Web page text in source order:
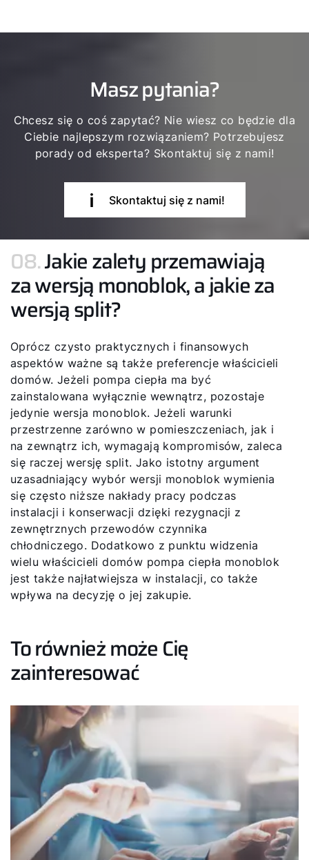
Masz pytania?
Chcesz się o coś zapytać? Nie wiesz co będzie dla
Ciebie najlepszym rozwiązaniem? Potrzebujesz
porady od eksperta? Skontaktuj się z nami!
Skontaktuj się z nami!
08.Jakie zalety przemawiają
za wersją monoblok, a jakie za
wersją split?
Oprócz czysto praktycznych i finansowych
aspektów ważne są także preferencje właścicieli
domów. Jeżeli pompa ciepła ma być
zainstalowana wyłącznie wewnątrz, pozostaje
jedynie wersja monoblok. Jeżeli warunki
przestrzenne zarówno w pomieszczeniach, jak i
na zewnątrz ich, wymagają kompromisów, zaleca
się raczej wersję split. Jako istotny argument
uzasadniający wybór wersji monoblok wymienia
się często niższe nakłady pracy podczas
instalacji i konserwacji dzięki rezygnacji z
zewnętrznych przewodów czynnika
chłodniczego. Dodatkowo z punktu widzenia
wielu właścicieli domów pompa ciepła monoblok
jest także najłatwiejsza w instalacji, co także
wpływa na decyzję o jej zakupie.
To również może Cię
zainteresować